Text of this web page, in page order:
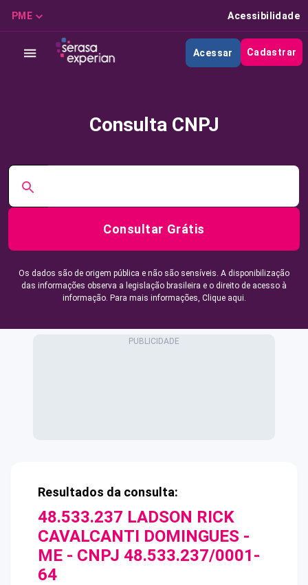
PME Acessibilidade
Acessar Cadastrar
Consulta CNPJ
Consultar Grátis
Os dados são de origem pública e não são sensíveis. A disponibilização
das informações observa a legislação brasileira e o direito de acesso à
informação. Para mais informações, Clique aqui.
Resultados da consulta:
48.533.237 LADSON RICK
CAVALCANTI DOMINGUES -
ME - CNPJ 48.533.237/0001-
64